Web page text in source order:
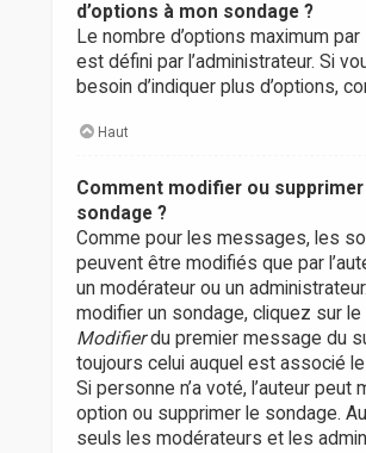
d’options à mon sondage ?
Le nombre d’options maximum
est défini par l’administrateur. Si
besoin d’indiquer plus d’options,
Haut
Comment modifier ou supprimer
sondage ?
Comme pour les messages, les
peuvent être modifiés que par
un modérateur ou un
modifier un sondage, cliquez sur le
Modifierdu premier message du
toujours celui auquel est associé
Si personne n’a voté, l’auteur peut
option ou supprimer le sondage.
seuls les modérateurs et les